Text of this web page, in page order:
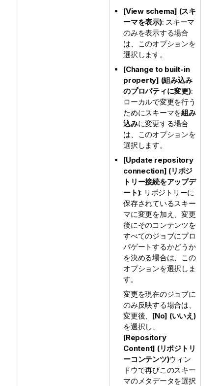
[View schema] (スキ
ーマを表示): スキーマ
のみを表示する場合
は、このオプションを
選択します。
[Change to built-in
property] (組み込み
のプロパティに変更):
ローカルで変更を行う
ためにスキーマを組み
込みに変更する場合
は、このオプションを
選択します。
[Update repository
connection] (リポジ
トリー接続をアップデ
ート): リポジトリーに
保存されているスキー
マに変更を加え、変更
後にそのコンテンツを
すべてのジョブにプロ
パゲートするかどうか
を決める場合は、この
オプションを選択しま
す。
変更を現在のジョブに
のみ反映する場合は、
変更後、 [No] (いいえ)
を選択し、
[Repository
Content] (リポジトリ
ーコンテンツ)ウィン
ドウで再びこのスキー
マのメタデータを選択